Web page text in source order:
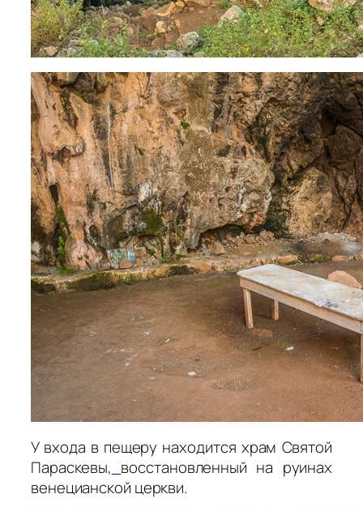
У входа в пещеру находится храм Святой
Параскевы, восстановленный на руинах
венецианской церкви.